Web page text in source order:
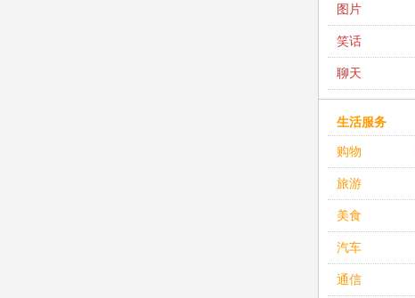
图片
笑话
聊天
生活服务
购物
旅游
美食
汽车
通信